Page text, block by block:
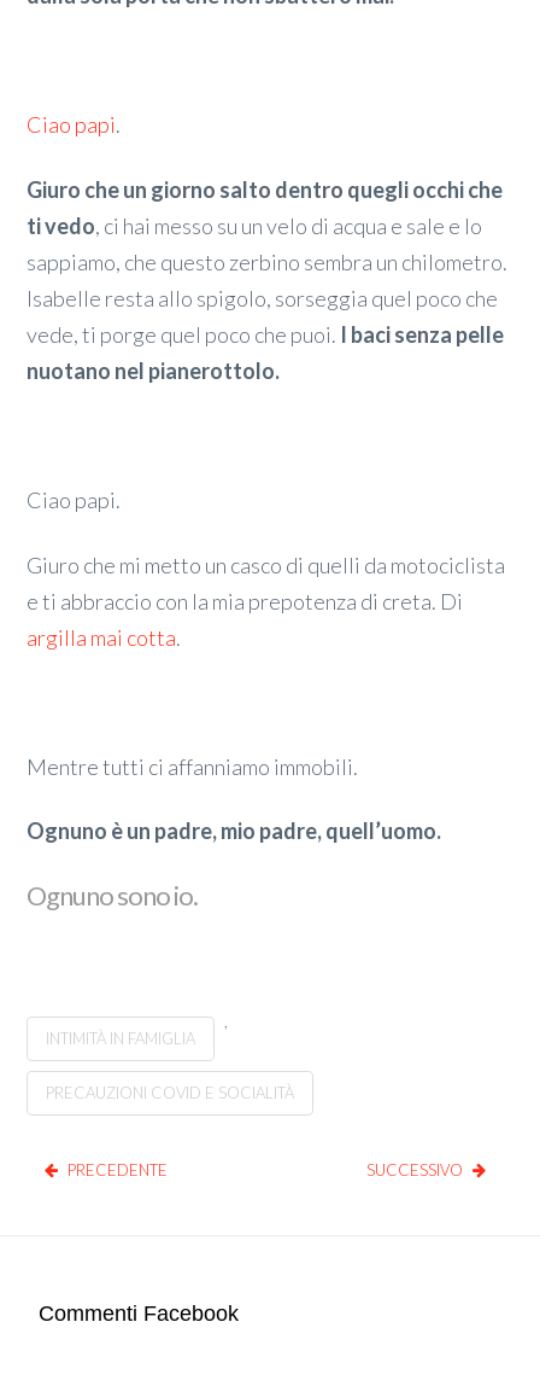
Ciao papi.
Giuro che un giorno salto dentro quegli occhi che
ti vedo, ci hai messo su un velo di acqua e sale e lo
sappiamo, che questo zerbino sembra un chilometro.
Isabelle resta allo spigolo, sorseggia quel poco che
vede, ti porge quel poco che puoi. I baci senza pelle
nuotano nel pianerottolo.
Ciao papi.
Giuro che mi metto un casco di quelli da motociclista
e ti abbraccio con la mia prepotenza di creta. Di
argilla mai cotta.
Mentre tutti ci affanniamo immobili.
Ognuno è un padre, mio padre, quell’uomo.
Ognuno sono io.
INTIMITÀ IN FAMIGLIA
PRECAUZIONI COVID E SOCIALITÀ
PRECEDENTE SUCCESSIVO
Commenti Facebook